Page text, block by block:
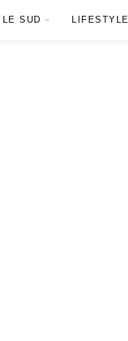
LE SUD LIFESTYLE